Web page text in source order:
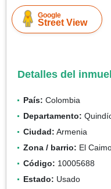
Google
Street View
Detalles del
País: Colombia
Departamento:
Ciudad: Armenia
Zona / barrio: El
Código: 10005688
Estado: Usado